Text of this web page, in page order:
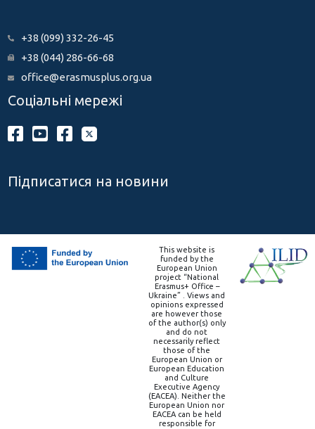
+38 (099) 332-26-45
+38 (044) 286-66-68
office@erasmusplus.org.ua
Соціальні мережі
Підписатися на новини
This website is
funded by the
European Union
project “National
Erasmus+ Office –
Ukraine” . Views and
opinions expressed
are however those
of the author(s) only
and do not
necessarily reflect
those of the
European Union or
European Education
and Culture
Executive Agency
(EACEA). Neither the
European Union nor
EACEA can be held
responsible for